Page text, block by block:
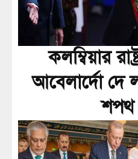
কলম্বিয়ার
আবেলার্দো দে
শপথ